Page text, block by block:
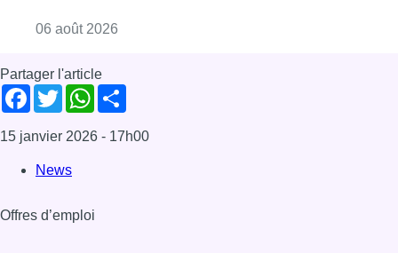
06 août 2026
Partager l'article
Facebook
TwitterWhatsApp
15 janvier 2026 - 17h00
News
Offres d’emploi